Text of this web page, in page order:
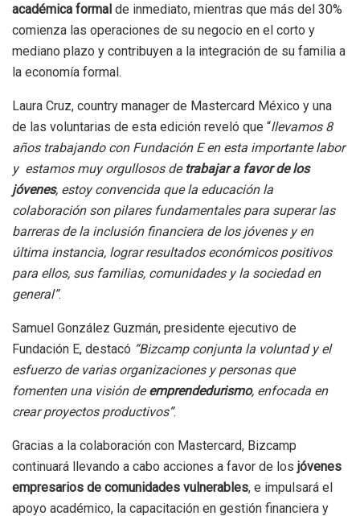
académica formal de inmediato, mientras que más del 30%
comienza las operaciones de su negocio en el corto y
mediano plazo y contribuyen a la integración de su familia a
la economía formal.
Laura Cruz, country manager de Mastercard México y una
de las voluntarias de esta edición reveló que “llevamos 8
años trabajando con Fundación E en esta importante labor
y estamos muy orgullosos de trabajar a favor de los
jóvenes, estoy convencida que la educación la
colaboración son pilares fundamentales para superar las
barreras de la inclusión financiera de los jóvenes y en
última instancia, lograr resultados económicos positivos
para ellos, sus familias, comunidades y la sociedad en
general”.
Samuel González Guzmán, presidente ejecutivo de
Fundación E, destacó “Bizcamp conjunta la voluntad y el
esfuerzo de varias organizaciones y personas que
fomenten una visión deemprendedurismo, enfocada en
crear proyectos productivos”.
Gracias a la colaboración con Mastercard, Bizcamp
continuará llevando a cabo acciones a favor de los jóvenes
empresarios de comunidades vulnerables, e impulsará el
apoyo académico, la capacitación en gestión financiera y